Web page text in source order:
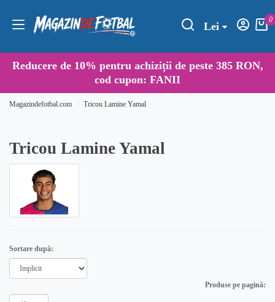
Lei
0
Reducere de 10% pentru achiziții de peste 385 RON,
cod cupon: FANII
Magazindefotbal.com Tricou Lamine Yamal
Tricou Lamine Yamal
Sortare după:
Produse pe pagină: